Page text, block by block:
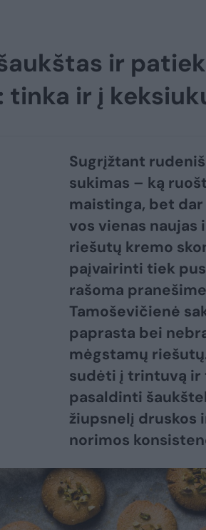
ir
tinka ir į
Sugrįžtant
sukimas – ką
maistinga, bet
vos vienas
riešutų kremo
paįvairinti tiek
rašoma
Tamoševičienė
paprasta bei
mėgstamų
sudėti į trintuvą ir
pasaldinti
žiupsnelį druskos
norimos